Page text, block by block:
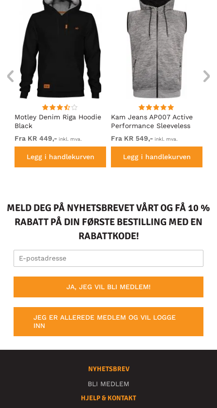
Motley Denim Riga Hoodie
Black
Fra KR 449,- inkl. mva.
Legg i handlekurven
Kam Jeans AP007 Active
Performance Sleeveless
Hoody Grey
Fra KR 549,- inkl. mva.
Legg i handlekurven
MELD DEG PÅ NYHETSBREVET VÅRT OG FÅ 10 %
RABATT PÅ DIN FØRSTE BESTILLING MED EN
RABATTKODE!
JA, JEG VIL BLI MEDLEM!
JEG ER ALLEREDE MEDLEM OG VIL LOGGE
INN
NYHETSBREV
BLI MEDLEM
HJELP & KONTAKT